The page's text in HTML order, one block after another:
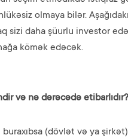
olmaya bilər.
sizi daha şüurlu investor
kömək edəcək.
və nə dərəcədə etibarlıdır?
buraxıbsa (dövlət və ya